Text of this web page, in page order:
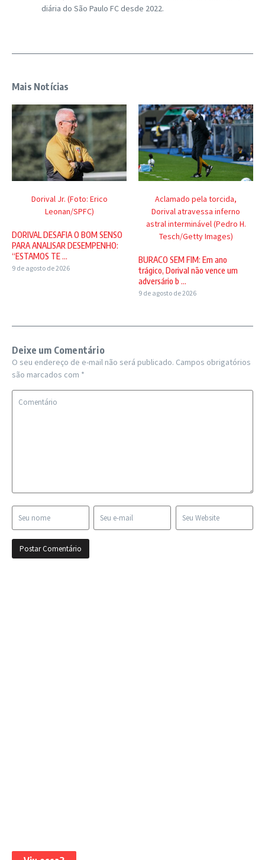
diária do São Paulo FC desde 2022.
Mais Notícias
Dorival Jr. (Foto: Erico
Leonan/SPFC)
DORIVAL DESAFIA O BOM SENSO
PARA ANALISAR DESEMPENHO:
“ESTAMOS TE ...
9 de agosto de 2026
Aclamado pela torcida,
Dorival atravessa inferno
astral interminável (Pedro H.
Tesch/Getty Images)
BURACO SEM FIM: Em ano
trágico, Dorival não vence um
adversário b ...
9 de agosto de 2026
Deixe um Comentário
O seu endereço de e-mail não será publicado. Campos obrigatórios
são marcados com *